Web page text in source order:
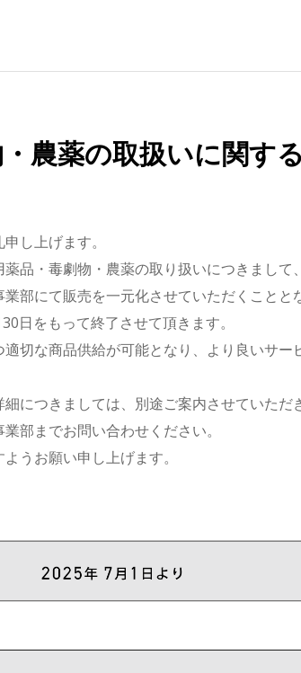
農薬の取扱いに関す
し上げます。
品・毒劇物・農薬の取り扱いにつきまして
部にて販売を一元化させていただくことと
日をもって終了させて頂きます。
切な商品供給が可能となり、より良いサー
につきましては、別途ご案内させていただ
部までお問い合わせください。
うお願い申し上げます。